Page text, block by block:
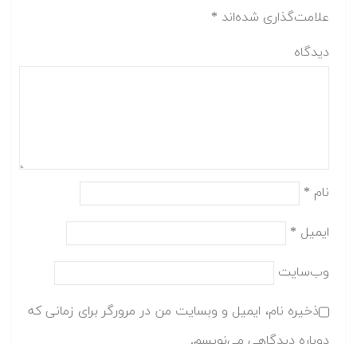
علامت‌گذاری شده‌اند *
دیدگاه
نام *
ایمیل *
وب‌سایت
ذخیره نام، ایمیل و وبسایت من در مرورگر برای زمانی که